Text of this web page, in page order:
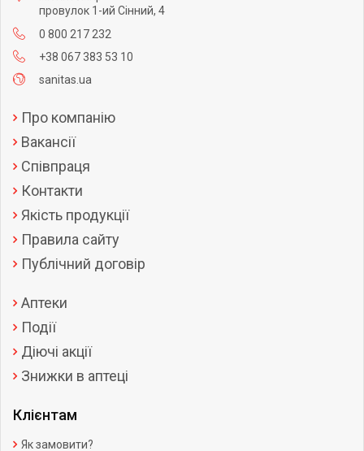
провулок 1-ий Сінний, 4
0 800 217 232
+38 067 383 53 10
sanitas.ua
Про компанію
Вакансії
Співпраця
Контакти
Якість продукції
Правила сайту
Публічний договір
Аптеки
Події
Діючі акції
Знижки в аптеці
Клієнтам
Як замовити?